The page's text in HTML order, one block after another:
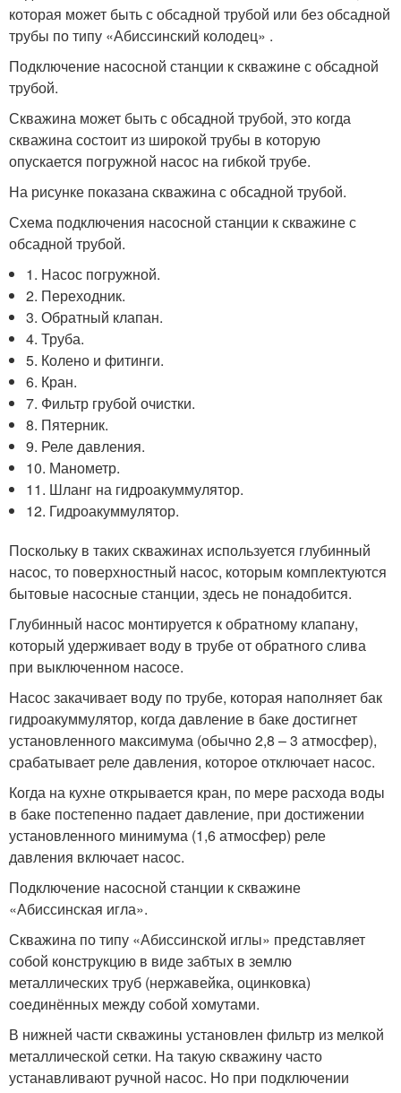
которая может быть с обсадной трубой или без обсадной
трубы по типу «Абиссинский колодец» .
Подключение насосной станции к скважине с обсадной
трубой.
Скважина может быть с обсадной трубой, это когда
скважина состоит из широкой трубы в которую
опускается погружной насос на гибкой трубе.
На рисунке показана скважина с обсадной трубой.
Схема подключения насосной станции к скважине с
обсадной трубой.
1. Насос погружной.
2. Переходник.
3. Обратный клапан.
4. Труба.
5. Колено и фитинги.
6. Кран.
7. Фильтр грубой очистки.
8. Пятерник.
9. Реле давления.
10. Манометр.
11. Шланг на гидроакуммулятор.
12. Гидроакуммулятор.
Поскольку в таких скважинах используется глубинный
насос, то поверхностный насос, которым комплектуются
бытовые насосные станции, здесь не понадобится.
Глубинный насос монтируется к обратному клапану,
который удерживает воду в трубе от обратного слива
при выключенном насосе.
Насос закачивает воду по трубе, которая наполняет бак
гидроакуммулятор, когда давление в баке достигнет
установленного максимума (обычно 2,8 – 3 атмосфер),
срабатывает реле давления, которое отключает насос.
Когда на кухне открывается кран, по мере расхода воды
в баке постепенно падает давление, при достижении
установленного минимума (1,6 атмосфер) реле
давления включает насос.
Подключение насосной станции к скважине
«Абиссинская игла».
Скважина по типу «Абиссинской иглы» представляет
собой конструкцию в виде забтых в землю
металлических труб (нержавейка, оцинковка)
соединённых между собой хомутами.
В нижней части скважины установлен фильтр из мелкой
металлической сетки. На такую скважину часто
устанавливают ручной насос. Но при подключении